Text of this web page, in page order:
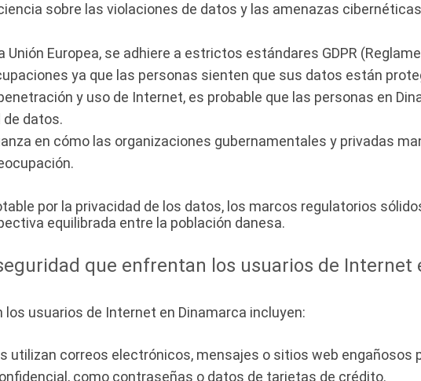
sobre las violaciones de datos y las amenazas
Unión Europea, se adhiere a estrictos estándares GDPR
ya que las personas sienten que sus datos están
y uso de Internet, es probable que las personas en
datos.
en cómo las organizaciones gubernamentales y privadas
por la privacidad de los datos, los marcos regulatorios
equilibrada entre la población danesa.
que enfrentan los usuarios de Internet
usuarios de Internet en Dinamarca incluyen:
utilizan correos electrónicos, mensajes o sitios web engañosos
como contraseñas o datos de tarjetas de crédito.